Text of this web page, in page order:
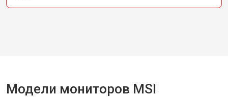
Модели мониторов MSI